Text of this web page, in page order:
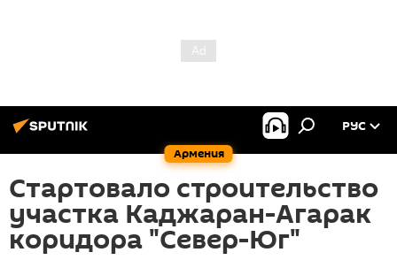
Армения
РУС
Стартовало строительство
участка Каджаран-Агарак
коридора "Север-Юг"